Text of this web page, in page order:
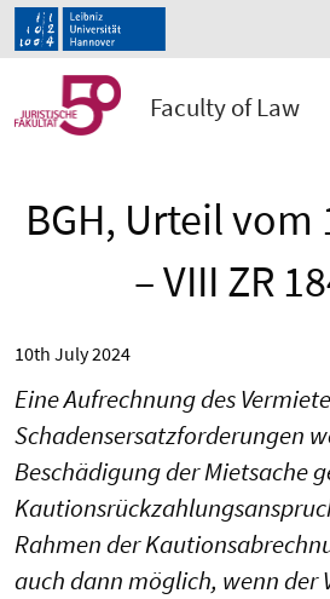
Faculty of Law
BGH, Urteil vom
– VIII ZR
10th July 2024
Eine Aufrechnung des
Schadensersatzforderungen
Beschädigung der Mietsache
Rahmen der
auch dann möglich, wenn der